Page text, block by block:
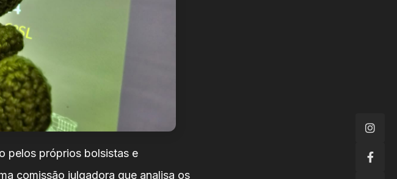
pelos próprios bolsistas e
comissão julgadora que analisa os